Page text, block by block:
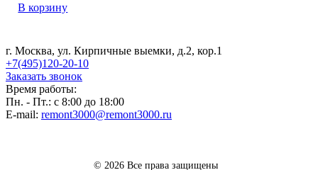
В корзину
г. Москва, ул. Кирпичные выемки, д.2, кор.1
+7(495)120-20-10
Заказать звонок
Время работы:
Пн. - Пт.: с 8:00 до 18:00
E-mail: remont3000@remont3000.ru
© 2026 Все права защищены